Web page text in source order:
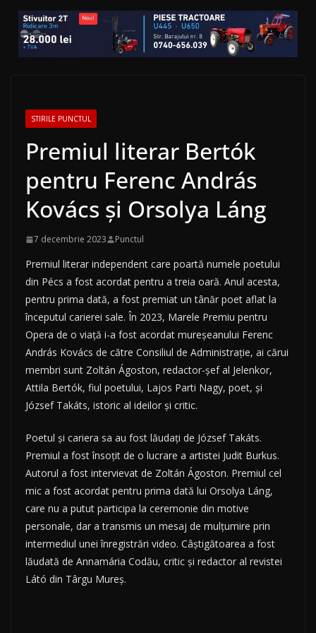
STIRILE PUNCTUL
Premiul literar Bertók
pentru Ferenc András
Kovács și Orsolya Láng
7 decembrie 2023 Punctul
Premiul literar independent care poartă numele poetului
din Pécs a fost acordat pentru a treia oară. Anul acesta,
pentru prima dată, a fost premiat un tânăr poet aflat la
începutul carierei sale. În 2023, Marele Premiu pentru
Opera de o viață i-a fost acordat mureșeanului Ferenc
András Kovács de către Consiliul de Administrație, ai cărui
membri sunt Zoltán Ágoston, redactor-șef al Jelenkor,
Attila Bertók, fiul poetului, Lajos Parti Nagy, poet, și
József Takáts, istoric al ideilor și critic.
Poetul și cariera sa au fost lăudați de József Takáts.
Premiul a fost însoțit de o lucrare a artistei Judit Burkus.
Autorul a fost intervievat de Zoltán Ágoston. Premiul cel
mic a fost acordat pentru prima dată lui Orsolya Láng,
care nu a putut participa la ceremonie din motive
personale, dar a transmis un mesaj de mulțumire prin
intermediul unei înregistrări video. Câștigătoarea a fost
lăudată de Annamária Codău, critic și redactor al revistei
Látó din Târgu Mureș.